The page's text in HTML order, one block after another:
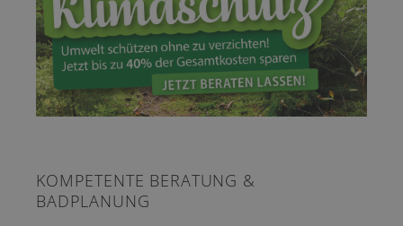
KOMPETENTE BERATUNG &
BADPLANUNG